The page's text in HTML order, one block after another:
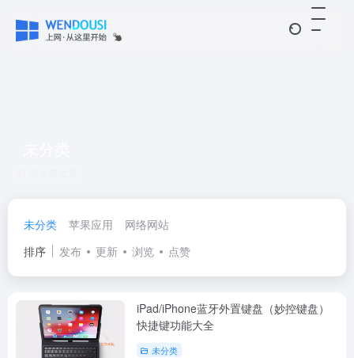
未分类 苹果应用
网络网站
排序
发布 更新 浏览 点赞
iPad/iPhone蓝牙外置键盘（妙控键盘）
快捷键功能大全
未分类